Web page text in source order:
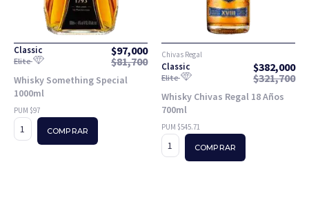
Classic $97,000
Elite $81,700
Whisky Something Special
1000ml
PUM $97
COMPRAR
Chivas Regal
Classic $382,000
Elite $321,700
Whisky Chivas Regal 18 Años
700ml
PUM $545.71
COMPRAR